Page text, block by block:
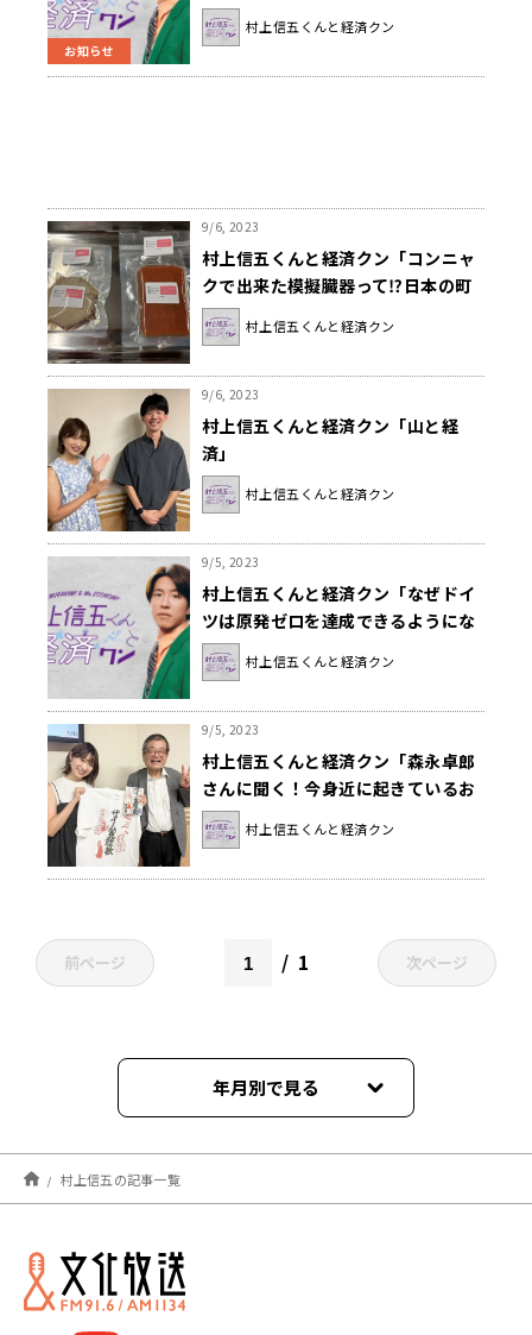
お知らせ
信五くんと経済クン』
村上信五くんと経済クン
9/6, 2023
村上信五くんと経済クン「コンニャ
クで出来た模擬臓器って⁉日本の町
工場生まれの技術が世界の医療業界
に革命を起こす！」
村上信五くんと経済クン
9/6, 2023
村上信五くんと経済クン「山と経
済」
村上信五くんと経済クン
9/5, 2023
村上信五くんと経済クン「なぜドイ
ツは原発ゼロを達成できるようにな
ったのか？」
村上信五くんと経済クン
9/5, 2023
村上信五くんと経済クン「森永卓郎
さんに聞く！今身近に起きているお
金のこと」
村上信五くんと経済クン
前ページ 1 次ページ
年月別で見る
2026年06月
2026年05月
2026年04月
村上信五の記事一覧